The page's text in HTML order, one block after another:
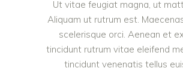
Ut vitae feugiat magna, ut
Aliquam ut rutrum est.
scelerisque orci. Aenean et
tincidunt rutrum vitae eleifend
tincidunt venenatis tellus